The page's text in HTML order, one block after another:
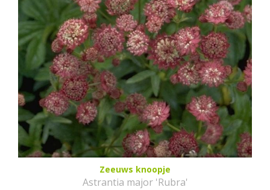
Zeeuws knoopje
Astrantia major 'Rubra'